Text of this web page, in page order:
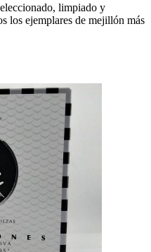
limpiado y
los ejemplares de mejillón más